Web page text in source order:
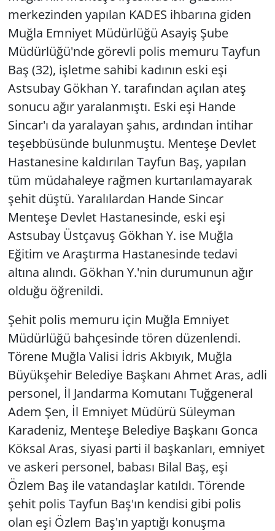
merkezinden yapılan KADES ihbarına giden
Muğla Emniyet Müdürlüğü Asayiş Şube
Müdürlüğü'nde görevli polis memuru Tayfun
Baş (32), işletme sahibi kadının eski eşi
Astsubay Gökhan Y. tarafından açılan ateş
sonucu ağır yaralanmıştı. Eski eşi Hande
Sincar'ı da yaralayan şahıs, ardından intihar
teşebbüsünde bulunmuştu. Menteşe Devlet
Hastanesine kaldırılan Tayfun Baş, yapılan
tüm müdahaleye rağmen kurtarılamayarak
şehit düştü. Yaralılardan Hande Sincar
Menteşe Devlet Hastanesinde, eski eşi
Astsubay Üstçavuş Gökhan Y. ise Muğla
Eğitim ve Araştırma Hastanesinde tedavi
altına alındı. Gökhan Y.'nin durumunun ağır
olduğu öğrenildi.
Şehit polis memuru için Muğla Emniyet
Müdürlüğü bahçesinde tören düzenlendi.
Törene Muğla Valisi İdris Akbıyık, Muğla
Büyükşehir Belediye Başkanı Ahmet Aras, adli
personel, İl Jandarma Komutanı Tuğgeneral
Adem Şen, İl Emniyet Müdürü Süleyman
Karadeniz, Menteşe Belediye Başkanı Gonca
Köksal Aras, siyasi parti il başkanları, emniyet
ve askeri personel, babası Bilal Baş, eşi
Özlem Baş ile vatandaşlar katıldı. Törende
şehit polis Tayfun Baş'ın kendisi gibi polis
olan eşi Özlem Baş'ın yaptığı konuşma